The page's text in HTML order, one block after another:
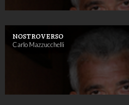
NOSTROVERSO
Carlo Mazzucchelli